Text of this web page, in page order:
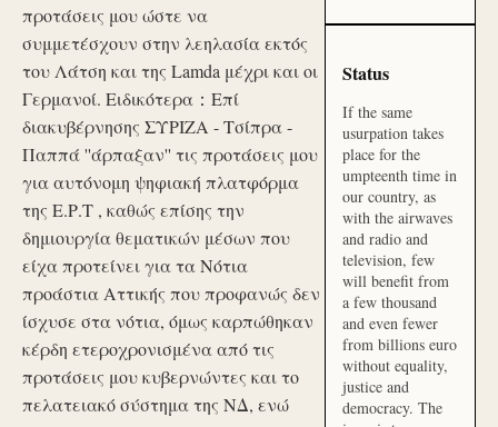
προτάσεις μου ώστε να
συμμετέσχουν στην λεηλασία εκτός
του Λάτση και της Lamda μέχρι και οι
Γερμανοί. Ειδικότερα：Επί
διακυβέρνησης ΣΥΡΙΖΑ - Τσίπρα -
Παππά ''άρπαξαν'' τις προτάσεις μου
για αυτόνομη ψηφιακή πλατφόρμα
της Ε.Ρ.Τ , καθώς επίσης την
δημιουργία θεματικών μέσων που
είχα προτείνει για τα Νότια
προάστια Αττικής που προφανώς δεν
ίσχυσε στα νότια, όμως καρπώθηκαν
κέρδη ετεροχρονισμένα από τις
προτάσεις μου κυβερνώντες και το
πελατειακό σύστημα της ΝΔ, ενώ
Status
If the same
usurpation takes
place for the
umpteenth time in
our country, as
with the airwaves
and radio and
television, few
will benefit from
a few thousand
and even fewer
from billions euro
without equality,
justice and
democracy. The